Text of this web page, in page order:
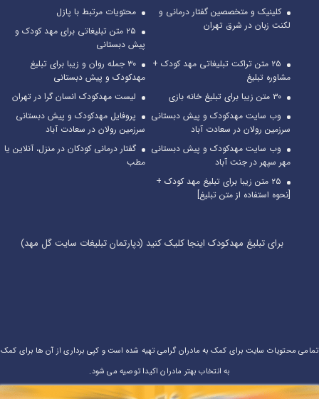
کلینیک و متخصصین گفتار درمانی و
لکنت زبان در شرق تهران
محتویات مرتبط با پازل
۲۵ متن تبلیغاتی برای مهد کودک و
پیش دبستانی
۲۵ متن تراکت تبلیغاتی مهد کودک +
مشاوره تبلیغ
۳۰ جمله روان و زیبا برای تبلیغ
مهدکودک و پیش دبستانی
۳۰ متن زیبا برای تبلیغ خانه بازی
لیست مهدکودک انسان گرا در تهران
وب سایت مهدکودک و پیش دبستانی
سرزمین رولان در سعادت آباد
پروفایل مهدکودک و پیش دبستانی
سرزمین رولان در سعادت آباد
وب سایت مهدکودک و پیش دبستانی
مهر سپهر در جنت آباد
گفتار درمانی کودکان در منزل، آنلاین یا
مطب
۲۵ متن زیبا برای تبلیغ مهد کودک +
[نحوه استفاده از متن تبلیغ]
برای تبلیغ مهدکودک اینجا کلیک کنید (دپارتمان تبلیغات سایت گل مهد)
تمامی محتویات سایت برای کمک به مادران گرامی تهیه شده است و کپی برداری از آن ها برای کمک
به انتخاب بهتر مادران اکیدا توصیه می شود.